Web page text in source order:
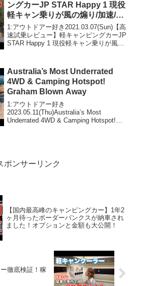
ングカーJP STAR Happy 1 現役
軽キャン乗りが風の煽り/加速/登
り をチェックしてきました
1:アウトドアー好き2021.03.07(Sun)【高
速試乗レビュー】軽キャンピングカーJP
STAR Happy 1 現役軽キャン乗りが風の
で！！2:アウトドアー好...
Australia’s Most Underrated
4WD & Camping Hotspot!
Graham Blown Away
1:アウトドアー好き
2023.05.11(Thu)Australia’s Most
Underrated 4WD & Camping Hotspot!
ポンサーリンク
【国内最高峰のキャンピングカー】1年2
ヶ月待ったボーダーバンクスが納車され
ました！オプションと金額も大公開！
徹底検証！稼